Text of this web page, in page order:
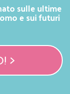
sulle ultime
e sui futuri
>